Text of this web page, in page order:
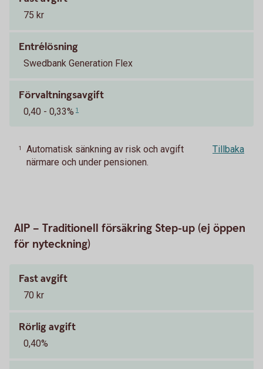
75 kr
Entrélösning
Swedbank Generation Flex
Förvaltningsavgift
0,40 - 0,33% 1
1
Automatisk sänkning av risk och avgift
närmare och under pensionen.
Tillbaka
AIP – Traditionell försäkring Step-up (ej öppen
för nyteckning)
Fast avgift
70 kr
Rörlig avgift
0,40%